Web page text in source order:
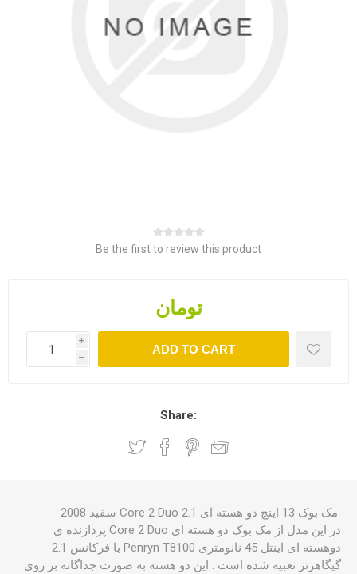
Be the first to review this product
تومان
i
h
Share:
مک بوک 13 اینچ دو هسته ای 2.1 Core 2 Duo سفید 2008
در این مدل از مک بوک دو هسته ای Core 2 Duo پردازنده ی
دوهسته ای اینتل 45 نانومتری Penryn T8100 با فرکانس 2.1
گیگاهرتز تعبیه شده است . این دو هسته به صورت جداگانه بر روی